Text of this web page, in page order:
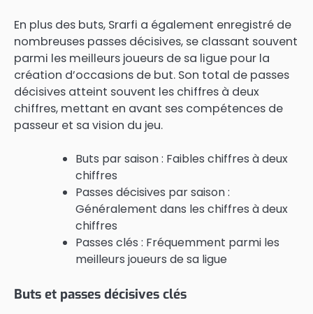
En plus des buts, Srarfi a également enregistré de
nombreuses passes décisives, se classant souvent
parmi les meilleurs joueurs de sa ligue pour la
création d’occasions de but. Son total de passes
décisives atteint souvent les chiffres à deux
chiffres, mettant en avant ses compétences de
passeur et sa vision du jeu.
Buts par saison : Faibles chiffres à deux
chiffres
Passes décisives par saison :
Généralement dans les chiffres à deux
chiffres
Passes clés : Fréquemment parmi les
meilleurs joueurs de sa ligue
Buts et passes décisives clés